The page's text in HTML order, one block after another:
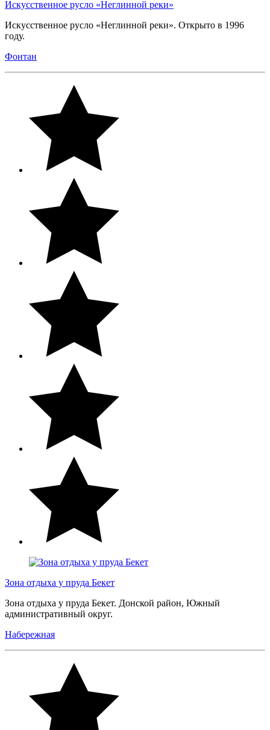
Искусственное русло «Неглинной реки»
Искусственное русло «Неглинной реки». Открыто в 1996
году.
Фонтан
Зона отдыха у пруда Бекет
Зона отдыха у пруда Бекет. Донской район, Южный
административный округ.
Набережная